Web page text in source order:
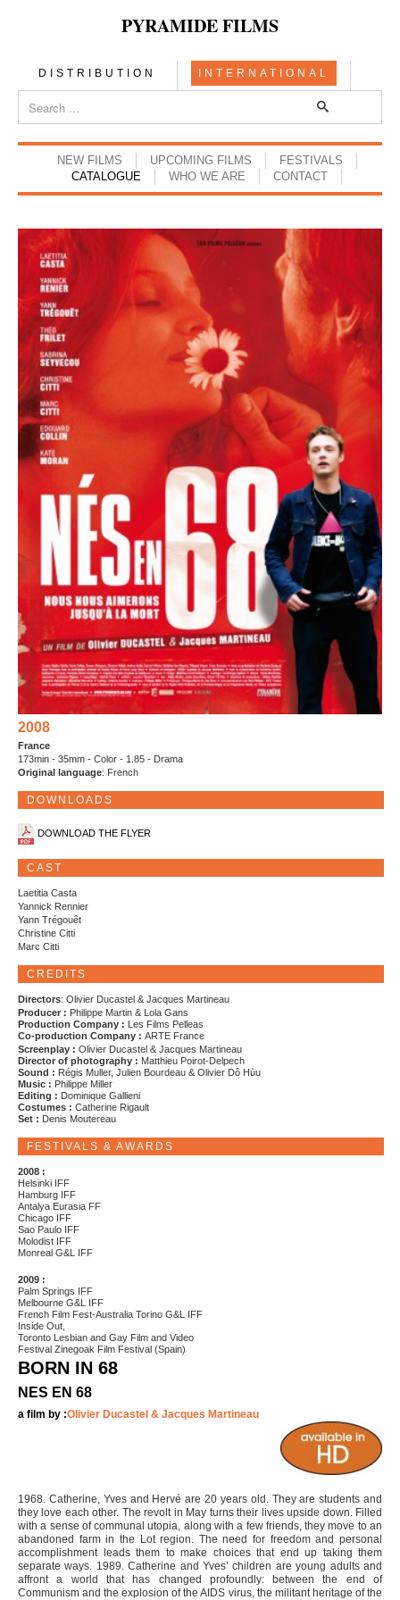
PYRAMIDE FILMS
DISTRIBUTION INTERNATIONAL
NEW FILMS UPCOMING FILMS
FESTIVALS
CATALOGUE
WHO WE ARE CONTACT
2008
France
173min - 35mm - Color - 1.85 - Drama
Original language: French
DOWNLOADS
DOWNLOAD THE FLYER
CAST
Laetitia Casta
Yannick Rennier
Yann Trégouêt
Christine Citti
Marc Citti
CREDITS
Directors: Olivier Ducastel & Jacques Martineau
Producer : Philippe Martin & Lola Gans
Production Company : Les Films Pelleas
Co-production Company : ARTE France
Screenplay : Olivier Ducastel & Jacques Martineau
Director of photography : Matthieu Poirot-Delpech
Sound : Régis Muller, Julien Bourdeau & Olivier Dô Hùu
Music : Philippe Miller
Editing : Dominique Gallieni
Costumes : Catherine Rigault
Set : Denis Moutereau
FESTIVALS & AWARDS
2008 :
Helsinki IFF
Hamburg IFF
Antalya Eurasia FF
Chicago IFF
Sao Paulo IFF
Molodist IFF
Monreal G&L IFF
2009 :
Palm Springs IFF
Melbourne G&L IFF
French Film Fest-Australia Torino G&L IFF
Inside Out,
Toronto Lesbian and Gay Film and Video
Festival Zinegoak Film Festival (Spain)
BORN IN 68
NES EN 68
a film by :Olivier Ducastel & Jacques Martineau
1968. Catherine, Yves and Hervé are 20 years old. They are students and
they love each other. The revolt in May turns their lives upside down. Filled
with a sense of communal utopia, along with a few friends, they move to an
abandoned farm in the Lot region. The need for freedom and personal
accomplishment leads them to make choices that end up taking them
separate ways. 1989. Catherine and Yves’ children are young adults and
affront a world that has changed profoundly: between the end of
Communism and the explosion of the AIDS virus, the militant heritage of the